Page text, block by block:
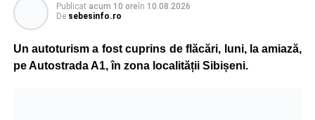
Publicat acum 10 oreîn 10.08.2026
De sebesinfo.ro
Un autoturism a fost cuprins de flăcări, luni, la amiază,
pe Autostrada A1, în zona localității Sibișeni.